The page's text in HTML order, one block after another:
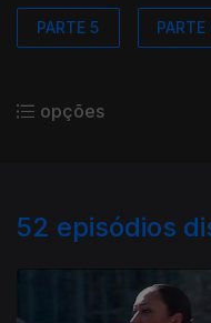
PARTE 5 PARTE
opções
52 episódios